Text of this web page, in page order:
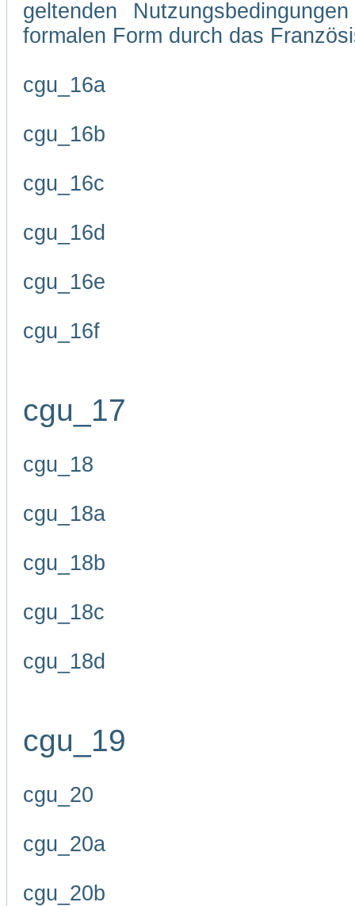
geltenden
formalen Form durch das
cgu_16a
cgu_16b
cgu_16c
cgu_16d
cgu_16e
cgu_16f
cgu_17
cgu_18
cgu_18a
cgu_18b
cgu_18c
cgu_18d
cgu_19
cgu_20
cgu_20a
cgu_20b